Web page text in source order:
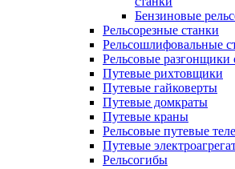
Бензиновые
Рельсорезные станки
Рельсошлифовальные
Рельсовые разгонщики
Путевые рихтовщики
Путевые гайковерты
Путевые домкраты
Путевые краны
Рельсовые путевые
Путевые
Рельсогибы